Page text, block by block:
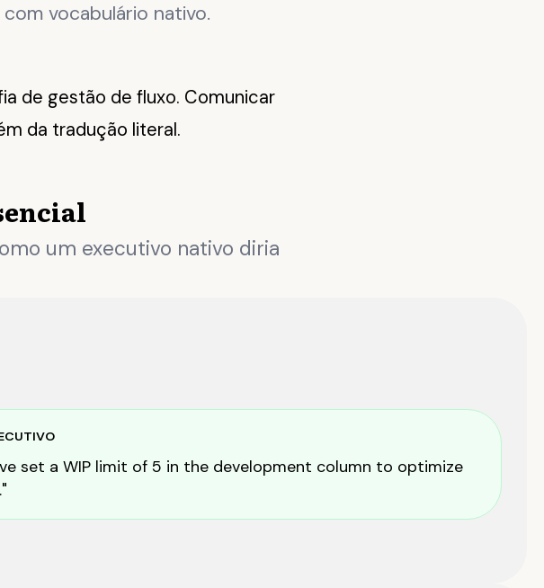
vocabulário nativo.
de gestão de fluxo. Comunicar
da tradução literal.
um executivo nativo diria
set a WIP limit of 5 in the development column to optimize